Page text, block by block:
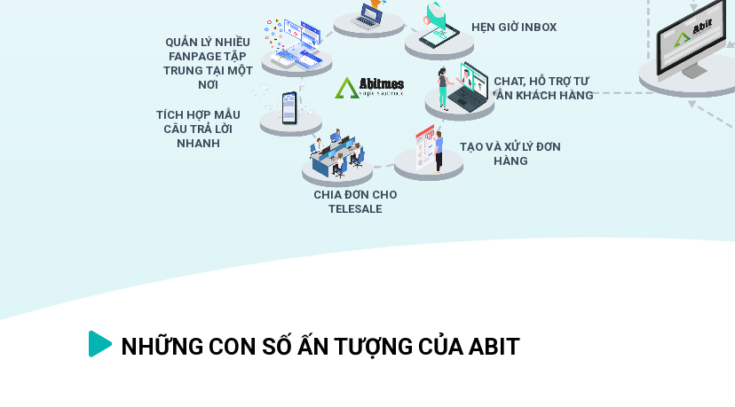
CHAT, HỖ TRỢ TƯ
VẪN KHÁCH HÀNG
HẸN GIỜ INBOX
TẠO VÀ XỬ LÝ ĐƠN
HÀNG
CHIA ĐƠN CHO
TELESALE
QUẢN LÝ NHIỀU
FANPAGE TẬP
TRUNG TẠI MỘT
NƠI
TÍCH HỢP MẪU
CÂU TRẢ LỜI
NHANH
NHỮNG CON SỐ ẤN TƯỢNG CỦA ABIT